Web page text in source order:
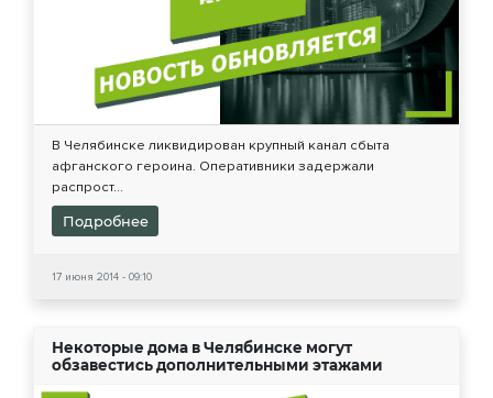
В Челябинске ликвидирован крупный канал сбыта
афганского героина. Оперативники задержали
распрост...
Подробнее
17 июня 2014 - 09:10
Некоторые дома в Челябинске могут
обзавестись дополнительными этажами